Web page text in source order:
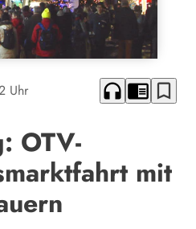
Uhr headphones chrome_reader_mode bookmark_border
OTV-
mit